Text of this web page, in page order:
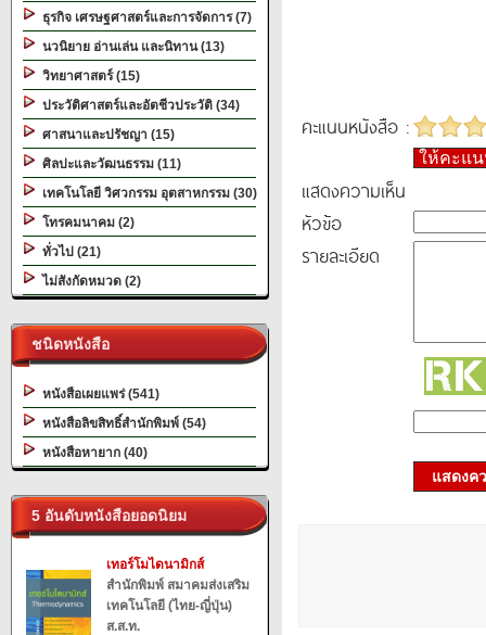
ธุรกิจ เศรษฐศาสตร์และการจัดการ (7)
นวนิยาย อ่านเล่น และนิทาน (13)
วิทยาศาสตร์ (15)
ประวัติศาสตร์และอัตชีวประวัติ (34)
ศาสนาและปรัชญา (15)
ศิลปะและวัฒนธรรม (11)
เทคโนโลยี วิศวกรรม อุตสาหกรรม (30)
โทรคมนาคม (2)
ทั่วไป (21)
ไม่สังกัดหมวด (2)
ชนิดหนังสือ
หนังสือเผยแพร่ (541)
หนังสือลิขสิทธิ์สำนักพิมพ์ (54)
หนังสือหายาก (40)
5 อันดับหนังสือยอดนิยม
เทอร์โมไดนามิกส์
สำนักพิมพ์ สมาคมส่งเสริม
เทคโนโลยี (ไทย-ญี่ปุ่น)
ส.ส.ท.
คะแนนหนังสือ :
ให้คะแ
แสดงความเห็น
หัวข้อ
รายละเอียด
แสดงค